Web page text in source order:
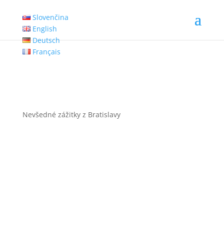
Slovenčina
English
Deutsch
Français
Nevšedné zážitky z Bratislavy